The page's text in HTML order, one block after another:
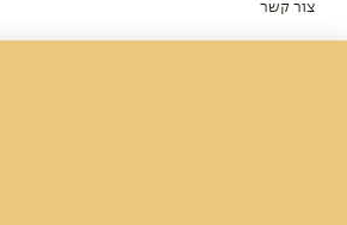
צור קשר